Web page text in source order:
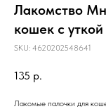
Лакомство
кошек с
SKU: 4620202548641
135 р.
Лакомые палочки для